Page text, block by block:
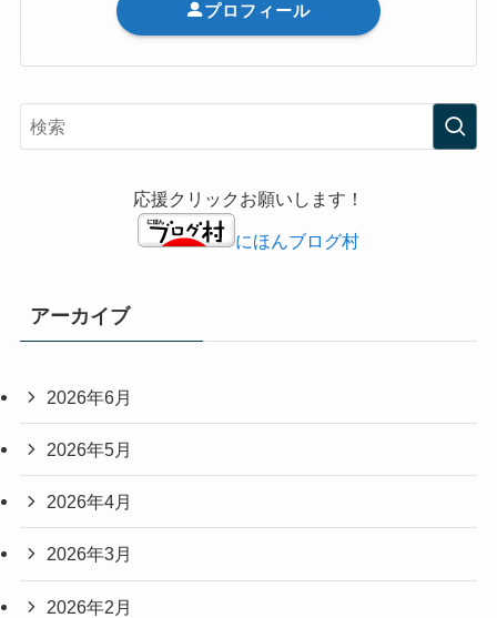
プロフィール
応援クリックお願いします！
にほんブログ村
アーカイブ
2026年6月
2026年5月
2026年4月
2026年3月
2026年2月